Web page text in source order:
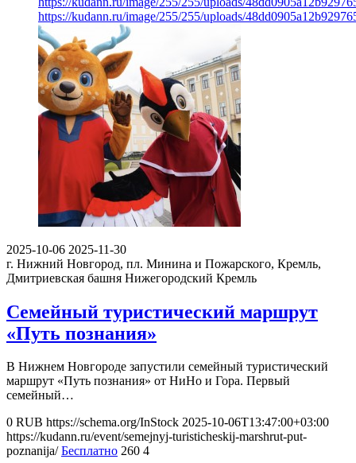
https://kudann.ru/image/255/255/uploads/
2025-10-06 2025-11-30
г. Нижний Новгород, пл. Минина и Пожарского, Кремль,
Дмитриевская башня Нижегородский Кремль
Семейный туристический маршрут
«Путь познания»
В Нижнем Новгороде запустили семейный туристический
маршрут «Путь познания» от НиНо и Гора. Первый
семейный…
0 RUB https://schema.org/InStock 2025-10-06T13:47:00+03:00
https://kudann.ru/event/semejnyj-turisticheskij-marshrut-put-
poznanija/ Бесплатно 260 4